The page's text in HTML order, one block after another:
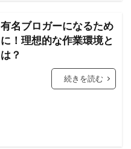
有名ブロガーになるため
に！理想的な作業環境と
は？
続きを読む